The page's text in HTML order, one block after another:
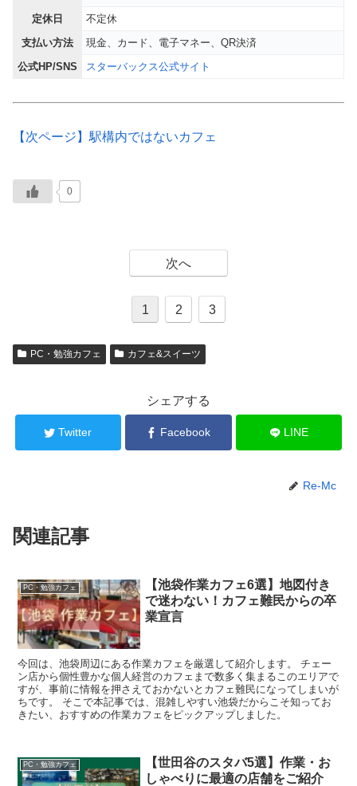
定休日
不定休
支払い方法
現金、カード、電子マネー、QR決済
公式HP/SNS
スターバックス公式サイト
【次ページ】駅構内ではないカフェ
0
次へ
1 2 3
PC・勉強カフェ カフェ&スイーツ
シェアする
Twitter Facebook LINE
Re-Mc
関連記事
PC・勉強カフェ
【池袋作業カフェ6選】地図付き
で迷わない！カフェ難民からの卒
業宣言
今回は、池袋周辺にある作業カフェを厳選して紹介します。 チェー
ン店から個性豊かな個人経営のカフェまで数多く集まるこのエリアで
すが、事前に情報を押さえておかないとカフェ難民になってしまいが
ちです。 そこで本記事では、混雑しやすい池袋だからこそ知ってお
きたい、おすすめの作業カフェをピックアップしました。
PC・勉強カフェ
【世田谷のスタバ5選】作業・お
しゃべりに最適の店舗をご紹介